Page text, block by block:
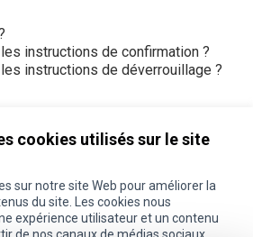
cookies utilisés sur le site
sur notre site Web pour améliorer la
du site. Les cookies nous
expérience utilisateur et un contenu
instructions de confirmation ?
les instructions de déverrouillage ?
Instagram